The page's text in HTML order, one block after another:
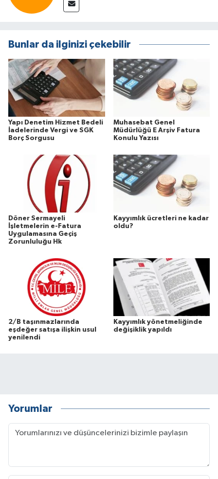
Bunlar da ilginizi çekebilir
Yapı Denetim Hizmet Bedeli
İadelerinde Vergi ve SGK
Borç Sorgusu
Muhasebat Genel
Müdürlüğü E Arşiv Fatura
Konulu Yazısı
Döner Sermayeli
İşletmelerin e-Fatura
Uygulamasına Geçiş
Zorunluluğu Hk
Kayyımlık ücretleri ne kadar
oldu?
2/B taşınmazlarında
eşdeğer satışa ilişkin usul
yenilendi
Kayyımlık yönetmeliğinde
değişiklik yapıldı
Yorumlar